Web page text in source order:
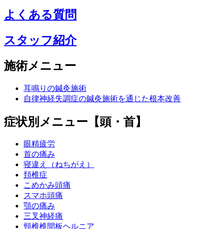
よくある質問
スタッフ紹介
施術メニュー
耳鳴りの鍼灸施術
自律神経失調症の鍼灸施術を通じた根本改善
症状別メニュー【頭・首】
眼精疲労
首の痛み
寝違え（ねちがえ）
頚椎症
こめかみ頭痛
スマホ頭痛
顎の痛み
三叉神経痛
頸椎椎間板ヘルニア